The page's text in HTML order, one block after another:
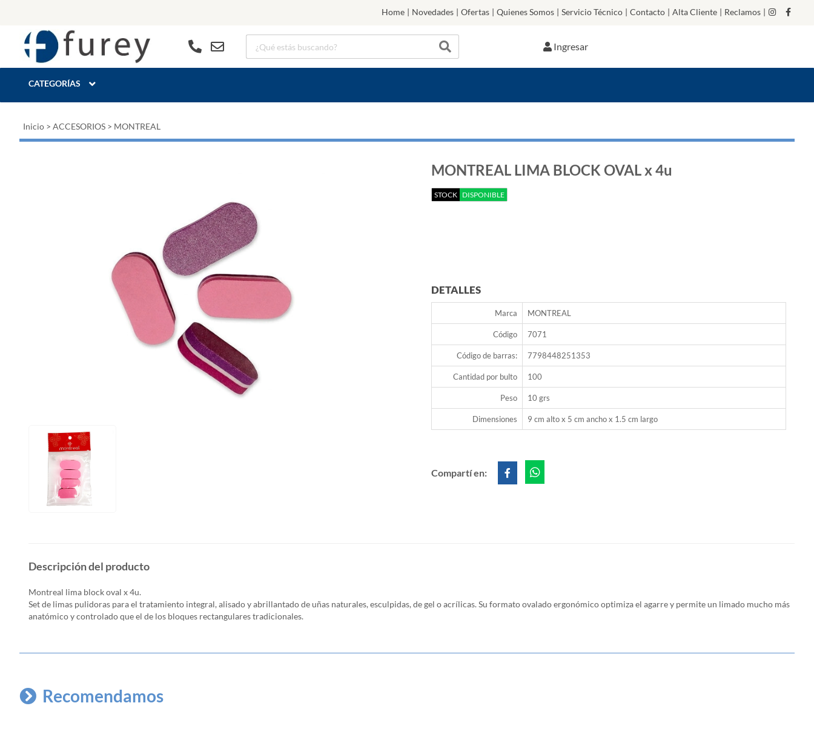
Home | Novedades | Ofertas | Quienes Somos | Servicio Técnico | Contacto | Alta Cliente | Reclamos |
Ingresar
CATEGORÍAS
Inicio > ACCESORIOS > MONTREAL
MONTREAL LIMA BLOCK OVAL x 4u
STOCK DISPONIBLE
DETALLES
Marca MONTREAL
Código 7071
Código de barras: 7798448251353
Cantidad por bulto 100
Peso 10 grs
Dimensiones 9 cm alto x 5 cm ancho x 1.5 cm largo
Compartí en:
Descripción del producto
Montreal lima block oval x 4u.
Set de limas pulidoras para el tratamiento integral, alisado y abrillantado de uñas naturales, esculpidas, de gel o acrílicas. Su formato ovalado ergonómico optimiza el agarre y permite un limado mucho más
anatómico y controlado que el de los bloques rectangulares tradicionales.
Recomendamos